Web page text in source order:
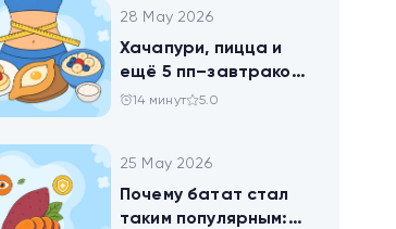
28 May 2026
Хачапури, пицца и
ещё 5 пп–завтраков,
чтобы набрать
14 минут 5.0
25 May 2026
Почему батат стал
таким популярным: